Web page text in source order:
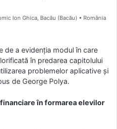
Ion Ghica, Bacău (Bacău) • România
de a evidenția modul în care
în predarea capitolului
problemelor aplicative și
de George Polya.
în formarea elevilor